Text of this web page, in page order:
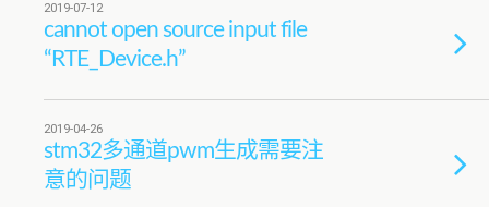
2019-07-12
cannot open source input file
“RTE_Device.h”
2019-04-26
stm32多通道pwm生成需要注
意的问题